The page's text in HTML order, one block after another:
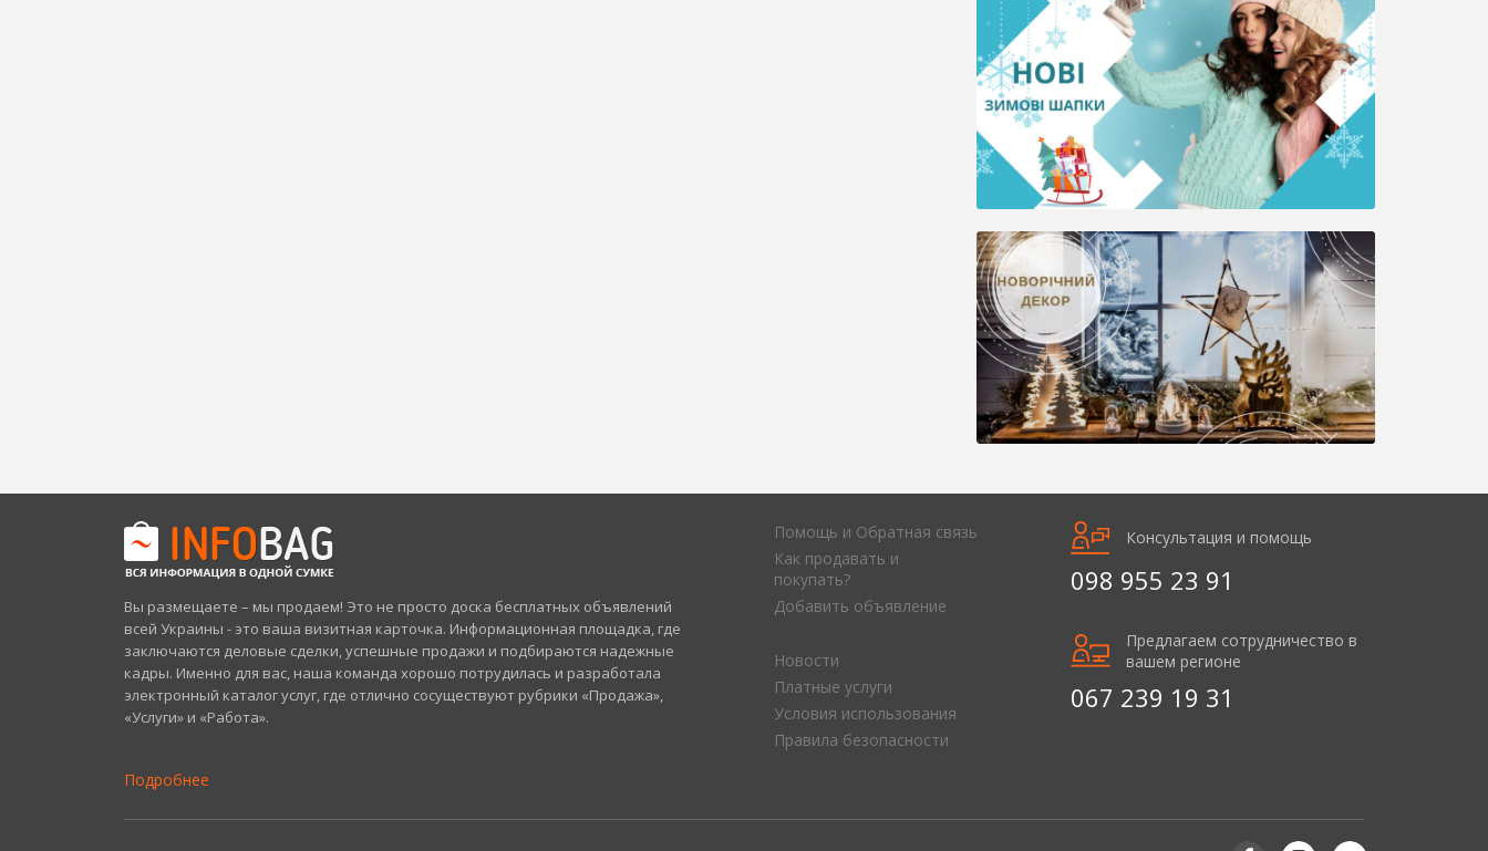
Вы размещаете – мы продаем! Это не просто доска бесплатных объявлений
всей Украины - это ваша визитная карточка. Информационная площадка, где
заключаются деловые сделки, успешные продажи и подбираются надежные
кадры. Именно для вас, наша команда хорошо потрудилась и разработала
электронный каталог услуг, где отлично сосуществуют рубрики «Продажа»,
«Услуги» и «Работа».
Подробнее
Помощь и Обратная связь
Как продавать и
покупать?
Добавить объявление
Новости
Платные услуги
Условия использования
Правила безопасности
Консультация и помощь
098 955 23 91
Предлагаем сотрудничество в
вашем регионе
067 239 19 31